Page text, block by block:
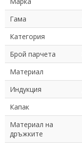
Гама
Категория
Брой парчета
Материал
Индукция
Капак
Материал на
дръжките